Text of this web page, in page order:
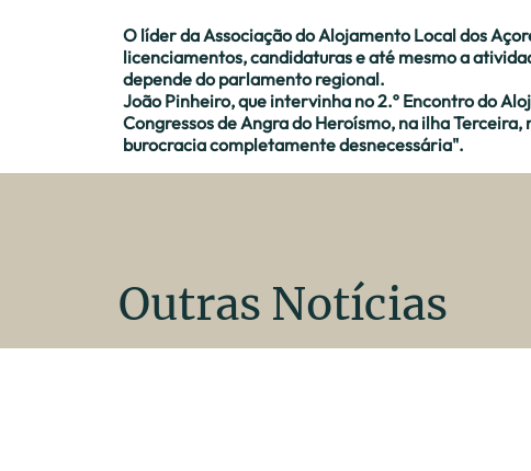
O líder da Associação do Alojamento Local dos
licenciamentos, candidaturas e até mesmo a
depende do parlamento regional.
João Pinheiro, que intervinha no 2.º Encontro do
Congressos de Angra do Heroísmo, na ilha
burocracia completamente desnecessária".
Outras Notícias